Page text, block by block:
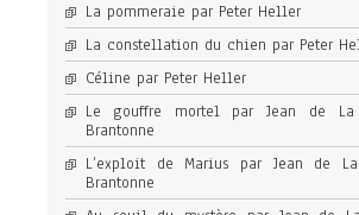
La pommeraie par Peter Heller
La constellation du chien par Peter
Céline par Peter Heller
Le gouffre mortel par Jean de
Brantonne
L’exploit de Marius par Jean de
Brantonne